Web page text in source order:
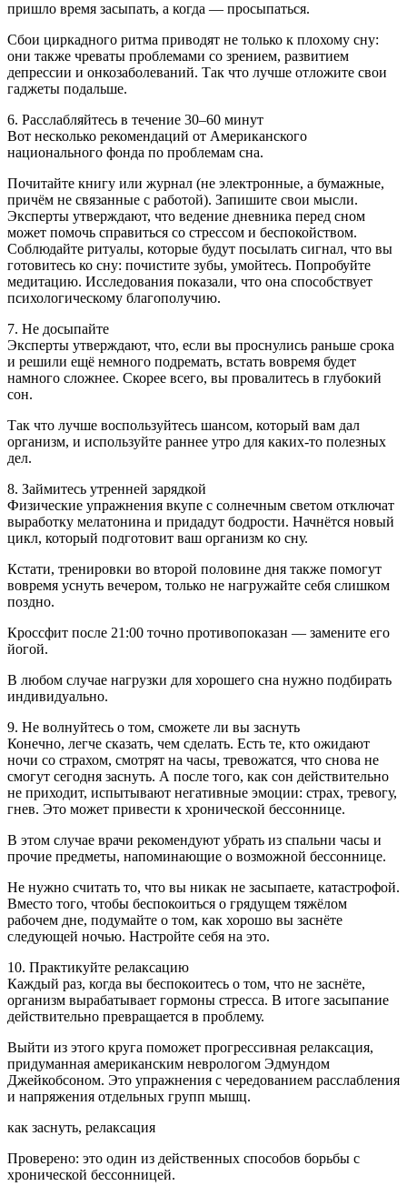
пришло время засыпать, а когда — просыпаться.
Сбои циркадного ритма приводят не только к плохому сну:
они также чреваты проблемами со зрением, развитием
депрессии и онкозаболеваний. Так что лучше отложите свои
гаджеты подальше.
6. Расслабляйтесь в течение 30–60 минут
Вот несколько рекомендаций от Американского
национального фонда по проблемам сна.
Почитайте книгу или журнал (не электронные, а бумажные,
причём не связанные с работой). Запишите свои мысли.
Эксперты утверждают, что ведение дневника перед сном
может помочь справиться со стрессом и беспокойством.
Соблюдайте ритуалы, которые будут посылать сигнал, что вы
готовитесь ко сну: почистите зубы, умойтесь. Попробуйте
медитацию. Исследования показали, что она способствует
психологическому благополучию.
7. Не досыпайте
Эксперты утверждают, что, если вы проснулись раньше срока
и решили ещё немного подремать, встать вовремя будет
намного сложнее. Скорее всего, вы провалитесь в глубокий
сон.
Так что лучше воспользуйтесь шансом, который вам дал
организм, и используйте раннее утро для каких-то полезных
дел.
8. Займитесь утренней зарядкой
Физические упражнения вкупе с солнечным светом отключат
выработку мелатонина и придадут бодрости. Начнётся новый
цикл, который подготовит ваш организм ко сну.
Кстати, тренировки во второй половине дня также помогут
вовремя уснуть вечером, только не нагружайте себя слишком
поздно.
Кроссфит после 21:00 точно противопоказан — замените его
йогой.
В любом случае нагрузки для хорошего сна нужно подбирать
индивидуально.
9. Не волнуйтесь о том, сможете ли вы заснуть
Конечно, легче сказать, чем сделать. Есть те, кто ожидают
ночи со страхом, смотрят на часы, тревожатся, что снова не
смогут сегодня заснуть. А после того, как сон действительно
не приходит, испытывают негативные эмоции: страх, тревогу,
гнев. Это может привести к хронической бессоннице.
В этом случае врачи рекомендуют убрать из спальни часы и
прочие предметы, напоминающие о возможной бессоннице.
Не нужно считать то, что вы никак не засыпаете, катастрофой.
Вместо того, чтобы беспокоиться о грядущем тяжёлом
рабочем дне, подумайте о том, как хорошо вы заснёте
следующей ночью. Настройте себя на это.
10. Практикуйте релаксацию
Каждый раз, когда вы беспокоитесь о том, что не заснёте,
организм вырабатывает гормоны стресса. В итоге засыпание
действительно превращается в проблему.
Выйти из этого круга поможет прогрессивная релаксация,
придуманная американским неврологом Эдмундом
Джейкобсоном. Это упражнения с чередованием расслабления
и напряжения отдельных групп мышц.
как заснуть, релаксация
Проверено: это один из действенных способов борьбы с
хронической бессонницей.